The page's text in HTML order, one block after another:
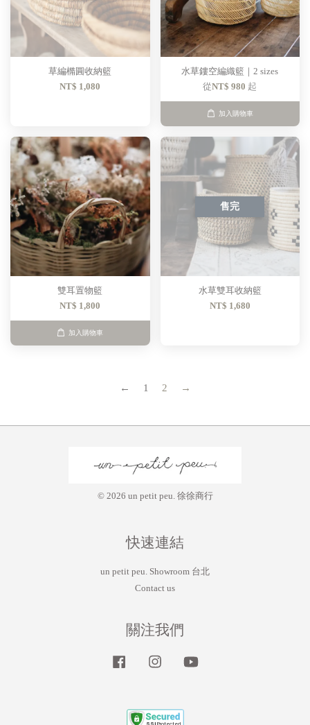
草編橢圓收納籃
NT$ 1,080
水草鏤空編織籃｜2 sizes
從NT$ 980 起
加入購物車
雙耳置物籃
NT$ 1,800
加入購物車
售完
水草雙耳收納籃
NT$ 1,680
← 1 2 →
© 2026 un petit peu. 徐徐商行
快速連結
un petit peu. Showroom 台北
Contact us
關注我們
Facebook Instagram